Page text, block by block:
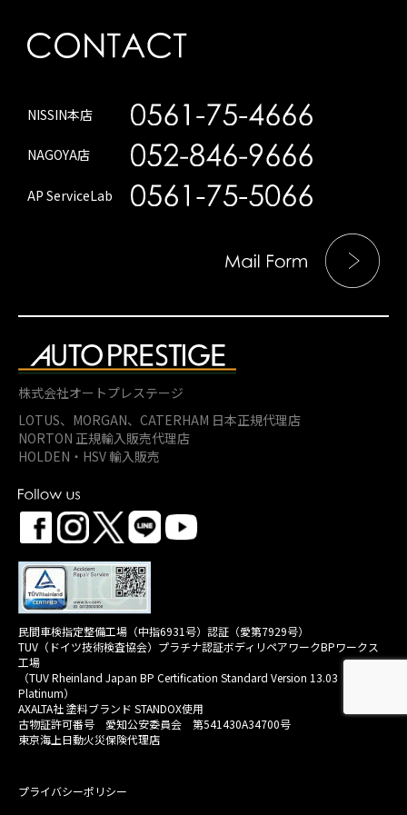
NISSIN本店
NAGOYA店
AP ServiceLab
株式会社オートプレステージ
LOTUS、MORGAN、 CATERHAM 日本正規代理店
NORTON 正規輸入販売代理店
HOLDEN・HSV 輸入販売
民間車検指定整備工場（中指6931号）認証（愛第7929号）
TUV（ドイツ技術検査協会）プラチナ認証ボディリペアワークBPワークス
工場
（TUV Rheinland Japan BP Certification Standard Version 13.03
Platinum）
AXALTA社 塗料ブランド STANDOX使用
古物証許可番号 愛知公安委員会 第541430A34700号
東京海上日動火災保険代理店
プライバシーポリシー